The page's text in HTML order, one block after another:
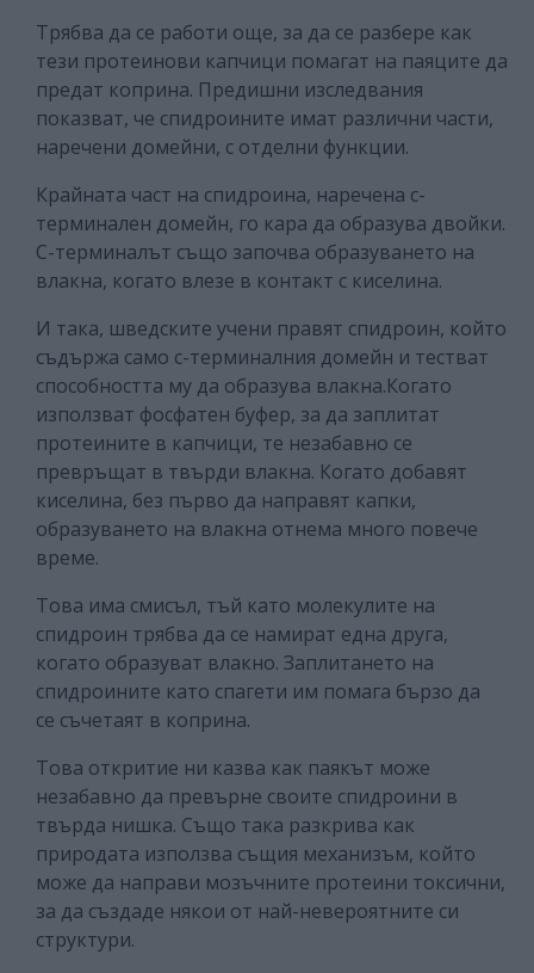
Трябва да се работи още, за да се разбере как
тези протеинови капчици помагат на паяците да
предат коприна. Предишни изследвания
показват, че спидроините имат различни части,
наречени домейни, с отделни функции.
Крайната част на спидроина, наречена c-
терминален домейн, го кара да образува двойки.
С-терминалът също започва образуването на
влакна, когато влезе в контакт с киселина.
И така, шведските учени правят спидроин, който
съдържа само c-терминалния домейн и тестват
способността му да образува влакна.Когато
използват фосфатен буфер, за да заплитат
протеините в капчици, те незабавно се
превръщат в твърди влакна. Когато добавят
киселина, без първо да направят капки,
образуването на влакна отнема много повече
време.
Това има смисъл, тъй като молекулите на
спидроин трябва да се намират една друга,
когато образуват влакно. Заплитането на
спидроините като спагети им помага бързо да
се съчетаят в коприна.
Това откритие ни казва как паякът може
незабавно да превърне своите спидроини в
твърда нишка. Също така разкрива как
природата използва същия механизъм, който
може да направи мозъчните протеини токсични,
за да създаде някои от най-невероятните си
структури.